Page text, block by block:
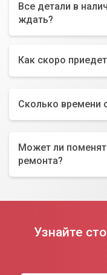
Все детали в
ждать?
Как скоро
Сколько времени
Может ли
ремонта?
Узнайте